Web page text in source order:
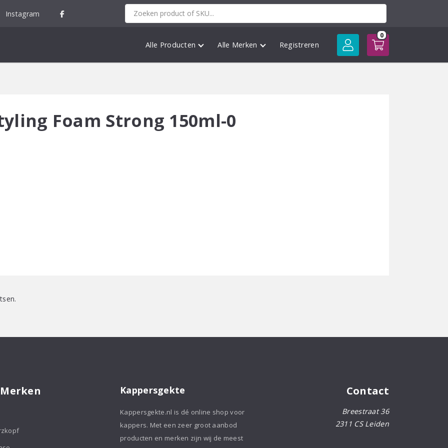
Instagram
Alle Producten Alle Merken Registreren
0
Foam Strong 150ml-0
Kappersgekte
Kappersgekte.nl is dé online shop voor
kappers. Met een zeer groot aanbod
producten en merken zijn wij de meest
Contact
Breestraat 36
2311 CS Leiden